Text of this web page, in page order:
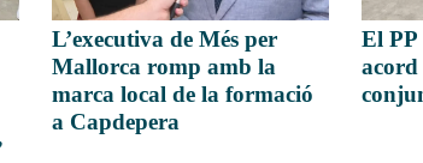
L’executiva de Més per
Mallorca romp amb la
marca local de la formació
a Capdepera
El